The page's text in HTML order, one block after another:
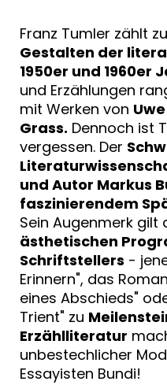
Franz Tumler zählt
Gestalten der
1950er und 1960er
und Erzählungen
mit Werken von
Grass. Dennoch ist
vergessen. Der
und Autor Markus
faszinierendem
Sein Augenmerk gilt
ästhetischen
Schriftstellers -
Erinnern", das
eines Abschieds"
Trient" zu
Erzählliteratur
unbestechlicher
Essayisten Bundi!